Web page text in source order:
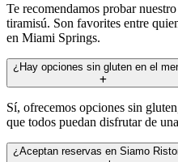
Te recomendamos probar
tiramisú. Son favorites entre
en Miami Springs.
¿Hay opciones sin gluten en el
Sí, ofrecemos opciones sin
que todos puedan disfrutar de
¿Aceptan reservas en Siamo